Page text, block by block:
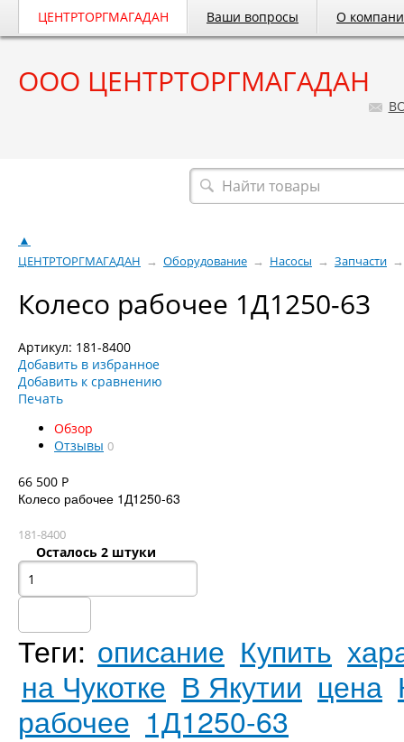
ЦЕНТРТОРГМАГАДАН Ваши вопросы О
ООО ЦЕНТРТОРГМАГАДАН
▲
ЦЕНТРТОРГМАГАДАН → Оборудование → Насосы → Запчасти →
Колесо рабочее 1Д1250-63
Артикул: 181-8400
Добавить в избранное
Добавить к сравнению
Печать
Обзор
Отзывы 0
66 500 Р
Колесо рабочее 1Д1250-63
181-8400
Осталось 2 штуки
Теги: описание Купить
на Чукотке В Якутии цена
рабочее 1Д1250-63